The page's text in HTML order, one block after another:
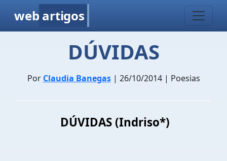
web artigos
DÚVIDAS
Por Claudia Banegas| 26/10/2014 | Poesias
DÚVIDAS (Indriso*)